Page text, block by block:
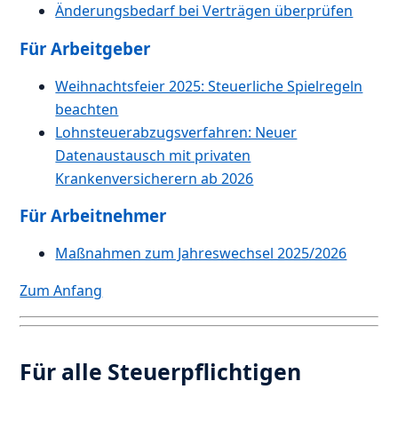
Änderungsbedarf bei Verträgen überprüfen
Für Arbeitgeber
Weihnachtsfeier 2025: Steuerliche Spielregeln
beachten
Lohnsteuerabzugsverfahren: Neuer
Datenaustausch mit privaten
Krankenversicherern ab 2026
Für Arbeitnehmer
Maßnahmen zum Jahreswechsel 2025/2026
Zum Anfang
Für alle Steuerpflichtigen